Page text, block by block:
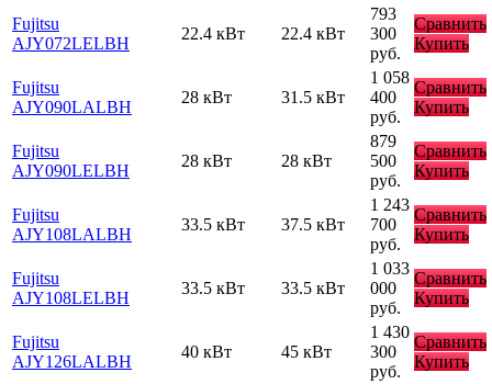
Fujitsu
AJY072LELBH
22.4 кВт 22.4 кВт
793
300
руб.
Сравнить
Купить
Fujitsu
AJY090LALBH
28 кВт 31.5 кВт
1 058
400
руб.
Сравнить
Купить
Fujitsu
AJY090LELBH
28 кВт 28 кВт
879
500
руб.
Сравнить
Купить
Fujitsu
AJY108LALBH
33.5 кВт 37.5 кВт
1 243
700
руб.
Сравнить
Купить
Fujitsu
AJY108LELBH
33.5 кВт 33.5 кВт
1 033
000
руб.
Сравнить
Купить
Fujitsu
AJY126LALBH
40 кВт 45 кВт
1 430
300
руб.
Сравнить
Купить